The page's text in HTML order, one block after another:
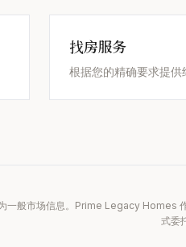
找房服务
根据您的精确要求提供
一般市场信息。Prime Legacy Homes
式委